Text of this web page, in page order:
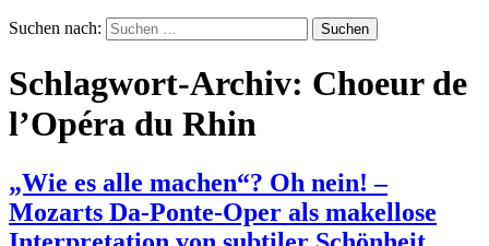
Suchen nach:
Schlagwort-Archiv: Choeur de
l’Opéra du Rhin
„Wie es alle machen“? Oh nein! –
Mozarts Da-Ponte-Oper als makellose